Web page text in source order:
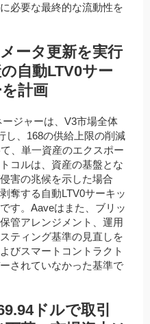
必要な最終的な流動性を
ータ更新を実行
自動LTV0サー
計画
ジャーは、V3市場全体
し、168の供給上限の削減
、単一資産のエクスポー
コルは、資産の基盤とな
害の兆候を示した場合
奪する自動LTV0サーキッ
す。Aaveはまた、ブリッ
管アレンジメント、運用
ティング基準の見直しを
びスマートコントラクト
されていなかった基準で
ドルで取引